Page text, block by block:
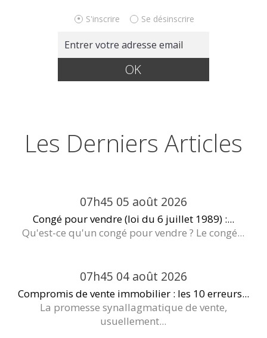
S'inscrire Se désinscrire
Les Derniers Articles
07h45 05 août 2026
Congé pour vendre (loi du 6 juillet 1989) :...
Qu'est-ce qu'un congé pour vendre ? Le congé...
07h45 04 août 2026
Compromis de vente immobilier : les 10 erreurs...
La promesse synallagmatique de vente,
usuellement...